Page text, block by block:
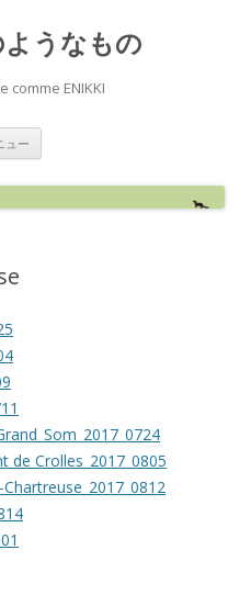
うなもの
comme ENIKKI
ュー
ン
へ
de Crolles_2017_0805